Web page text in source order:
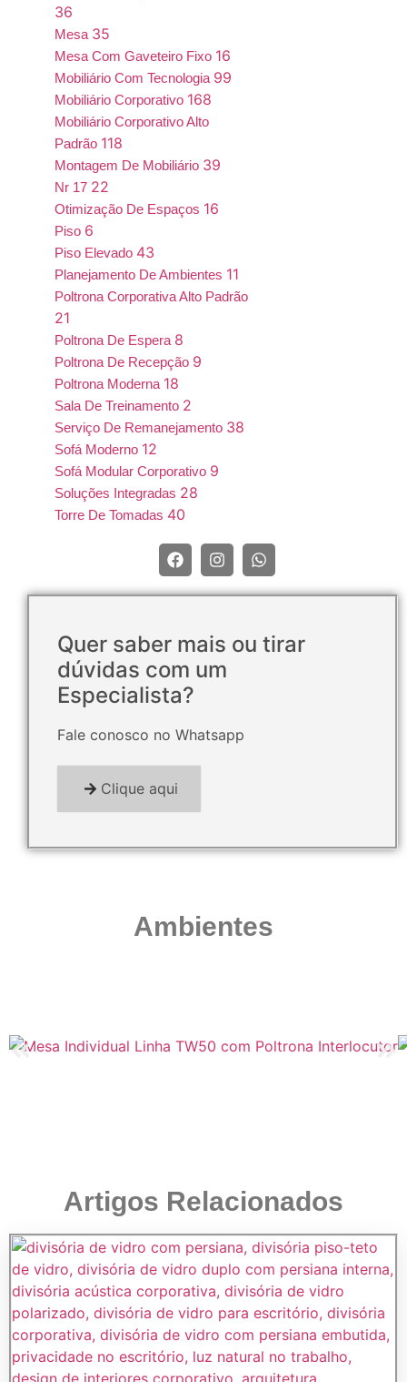
36
Mesa 35
Mesa Com Gaveteiro Fixo 16
Mobiliário Com Tecnologia 99
Mobiliário Corporativo 168
Mobiliário Corporativo Alto
Padrão 118
Montagem De Mobiliário 39
Nr 17 22
Otimização De Espaços 16
Piso 6
Piso Elevado 43
Planejamento De Ambientes 11
Poltrona Corporativa Alto Padrão
21
Poltrona De Espera 8
Poltrona De Recepção 9
Poltrona Moderna 18
Sala De Treinamento 2
Serviço De Remanejamento 38
Sofá Moderno 12
Sofá Modular Corporativo 9
Soluções Integradas 28
Torre De Tomadas 40
Quer saber mais ou tirar
dúvidas com um
Especialista?
Fale conosco no Whatsapp
Clique aqui
Ambientes
Artigos Relacionados